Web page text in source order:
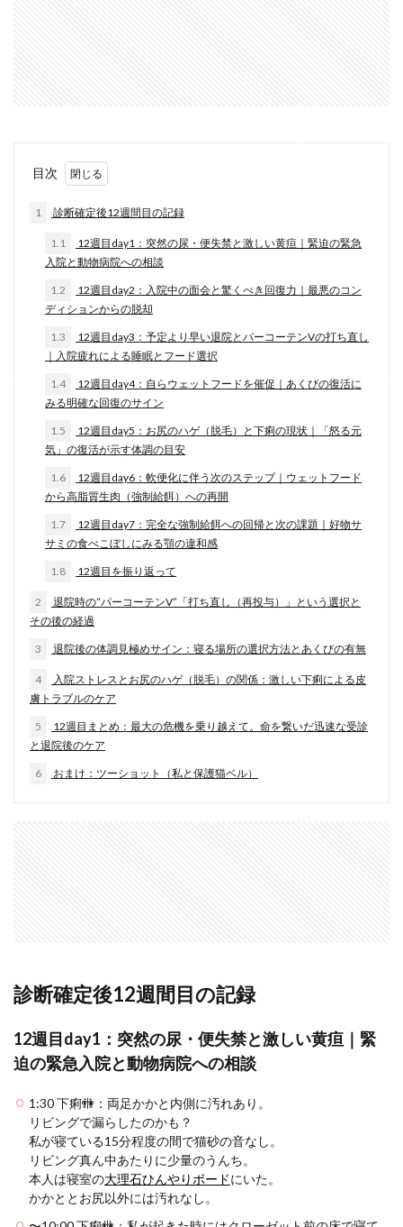
目次
1 診断確定後12週間目の記録
1.1
12週目day1：突然の尿・便失禁と激しい黄疸｜緊迫の緊急
入院と動物病院への相談
1.2
12週目day2：入院中の面会と驚くべき回復力｜最悪のコン
ディションからの脱却
1.3
12週目day3：予定より早い退院とパーコーテンVの打ち直し
｜入院疲れによる睡眠とフード選択
1.4
12週目day4：自らウェットフードを催促｜あくびの復活に
みる明確な回復のサイン
1.5
12週目day5：お尻のハゲ（脱毛）と下痢の現状｜「怒る元
気」の復活が示す体調の目安
1.6
12週目day6：軟便化に伴う次のステップ｜ウェットフード
から高脂質生肉（強制給餌）への再開
1.7
12週目day7：完全な強制給餌への回帰と次の課題｜好物サ
サミの食べこぼしにみる顎の違和感
1.8 12週目を振り返って
2
退院時の”パーコーテンV”「打ち直し（再投与）」という選択と
その後の経過
3 退院後の体調見極めサイン：寝る場所の選択方法とあくびの有無
4
入院ストレスとお尻のハゲ（脱毛）の関係：激しい下痢による皮
膚トラブルのケア
5
12週目まとめ：最大の危機を乗り越えて。命を繋いだ迅速な受診
と退院後のケア
6 おまけ：ツーショット（私と保護猫ベル）
診断確定後12週間目の記録
12週目day1：突然の尿・便失禁と激しい黄疸｜緊
迫の緊急入院と動物病院への相談
1:30 下痢🚻：両足かかと内側に汚れあり。
リビングで漏らしたのかも？
私が寝ている15分程度の間で猫砂の音なし。
リビング真ん中あたりに少量のうんち。
本人は寝室の大理石ひんやりボードにいた。
かかととお尻以外には汚れなし。